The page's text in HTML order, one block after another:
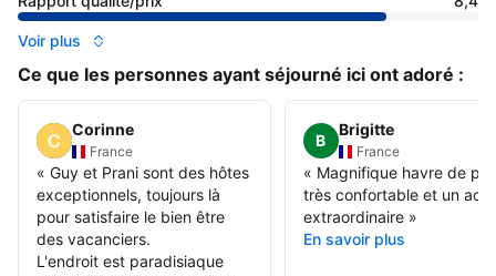
Voir plus
Ce que les personnes ayant séjourné ici ont adoré :
Corinne
France
« Guy et Prani sont des hôtes
exceptionnels, toujours là
pour satisfaire le bien être
des vacanciers.
L'endroit est paradisiaque
B
Brigitte
France
« Magnifique havre de
très confortable et un
extraordinaire»
En savoir plus